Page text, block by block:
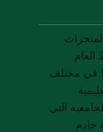
العام
في مختلف
التي
خادم